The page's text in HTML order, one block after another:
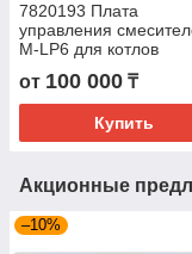
7820193 Плата
управления
M-LP6 для котлов
Viessmann Vitotronic
от 100 000 ₸
Купить
Акционные
–10%